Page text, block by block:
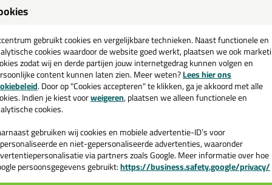
vocht
De Drystone Gel van Rectavit is
De gel verspreidt zich in de muur
vocht. De gel is eenvoudig in te
mortelvoeg van de muur.
Let op!
Bij deze koker is een aanvulling op de
raden we je aan om er eenDrystone
waarmee je de drystone diep in de
losse koker. (wel krijg je altijd een
gebruikt cookies en vergelijkbare technieken. Naast functionele en
cookies waardoor de website goed werkt, plaatsen we ook
zodat wij en derde partijen jouw internetgedrag kunnen volgen en
content kunnen laten zien. Meer weten?Lees hier ons
. Door op "Cookies accepteren" te klikken, ga je akkoord met alle
Indien je kiest voorweigeren, plaatsen we alleen functionele en
cookies.
gebruiken wij cookies en mobiele advertentie-ID’s voor
en niet-gepersonaliseerde advertenties, waaronder
via partners zoals Google. Meer informatie over hoe
persoonsgegevens gebruikt:https://business.safety.google/privacy/
💚
en ontvang een
€35,-bij je eerste bestelling!
de actiecode ›